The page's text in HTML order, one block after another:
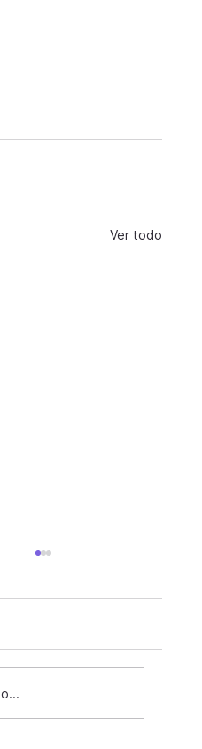
Ver todo
26